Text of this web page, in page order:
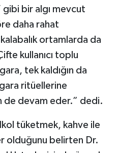
bir algı mevcut
daha rahat
kalabalık ortamlarda da
kullanıcı toplu
tek kaldığın da
ritüellerine
de devam eder.” dedi.
tüketmek, kahve ile
olduğunu belirten Dr.